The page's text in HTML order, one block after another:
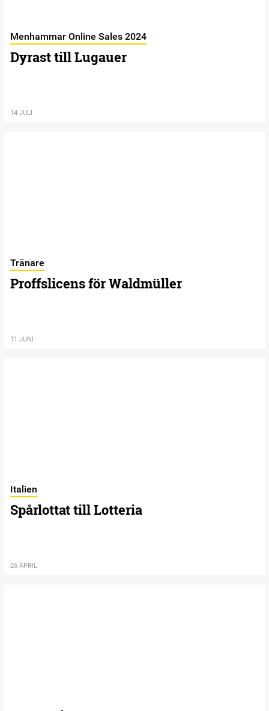
Menhammar Online Sales 2024
Dyrast till Lugauer
14 JULI
Tränare
Proffslicens för Waldmüller
11 JUNI
Italien
Spårlottat till Lotteria
26 APRIL